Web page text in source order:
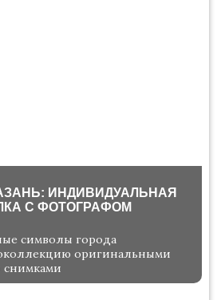
ИНДИВИДУАЛЬНАЯ
С ФОТОГРАФОМ
символы города
оригинальными
снимками